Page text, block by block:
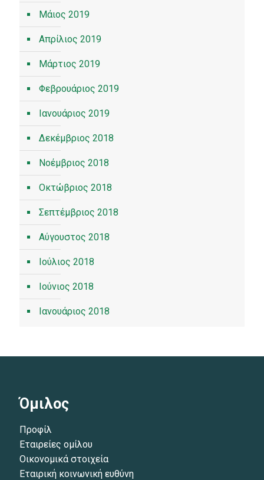
Μάιος 2019
Απρίλιος 2019
Μάρτιος 2019
Φεβρουάριος 2019
Ιανουάριος 2019
Δεκέμβριος 2018
Νοέμβριος 2018
Οκτώβριος 2018
Σεπτέμβριος 2018
Αύγουστος 2018
Ιούλιος 2018
Ιούνιος 2018
Ιανουάριος 2018
Όμιλος
Προφίλ
Εταιρείες ομίλου
Οικονομικά στοιχεία
Εταιρική κοινωνική ευθύνη